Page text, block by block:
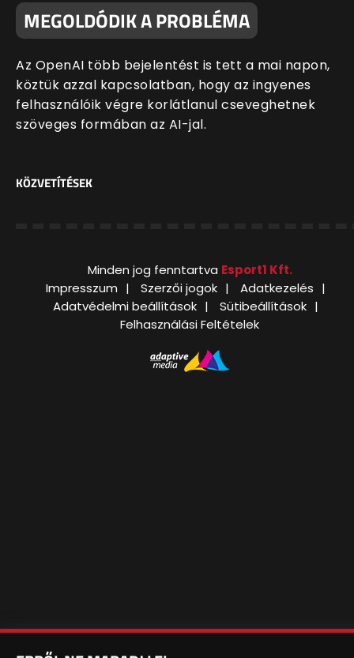
MEGOLDÓDIK A PROBLÉMA
Az OpenAI több bejelentést is tett a mai napon,
köztük azzal kapcsolatban, hogy az ingyenes
felhasználóik végre korlátlanul cseveghetnek
szöveges formában az AI-jal.
KÖZVETÍTÉSEK
Minden jog fenntartva Esport1 Kft.
Impresszum
Szerzői jogok
Adatkezelés
Adatvédelmi beállítások
Sütibeállítások
Felhasználási Feltételek